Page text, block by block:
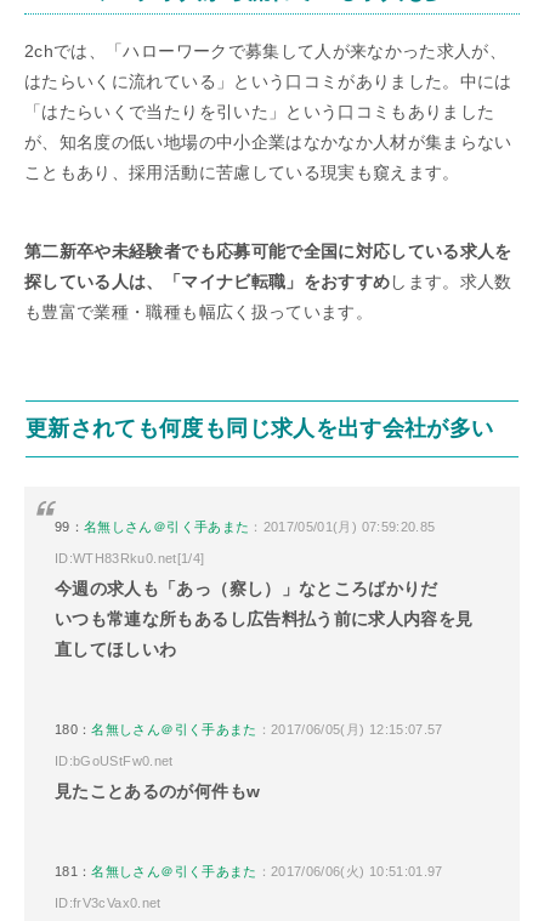
2chでは、「ハローワークで募集して人が来なかった求人が、
はたらいくに流れている」という口コミがありました。中には
「はたらいくで当たりを引いた」という口コミもありました
が、知名度の低い地場の中小企業はなかなか人材が集まらない
こともあり、採用活動に苦慮している現実も窺えます。
第二新卒や未経験者でも応募可能で全国に対応している求人を
探している人は、「マイナビ転職」をおすすめします。求人数
も豊富で業種・職種も幅広く扱っています。
更新されても何度も同じ求人を出す会社が多い
99：名無しさん＠引く手あまた ：2017/05/01(月) 07:59:20.85
ID:WTH83Rku0.net[1/4]
今週の求人も「あっ（察し）」なところばかりだ
いつも常連な所もあるし広告料払う前に求人内容を見
直してほしいわ
180：名無しさん＠引く手あまた ：2017/06/05(月) 12:15:07.57
ID:bGoUStFw0.net
見たことあるのが何件もw
181：名無しさん＠引く手あまた ：2017/06/06(火) 10:51:01.97
ID:frV3cVax0.net